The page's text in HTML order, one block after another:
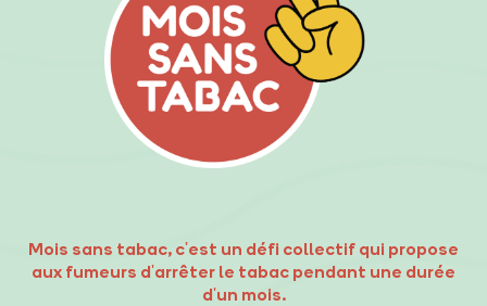
Mois sans tabac, c'est un défi collectif qui propose
aux fumeurs d'arrêter le tabac pendant une durée
d'un mois.